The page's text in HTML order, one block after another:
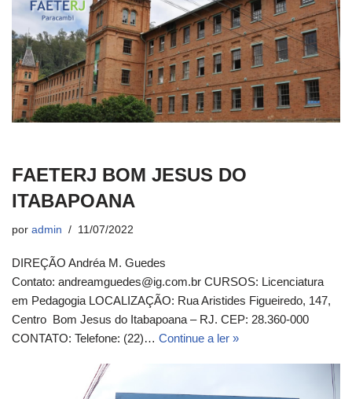
FAETERJ BOM JESUS DO
ITABAPOANA
por admin 11/07/2022
DIREÇÃO Andréa M. Guedes
Contato: andreamguedes@ig.com.br CURSOS: Licenciatura
em Pedagogia LOCALIZAÇÃO: Rua Aristides Figueiredo, 147,
Centro Bom Jesus do Itabapoana – RJ. CEP: 28.360-000
CONTATO: Telefone: (22)… Continue a ler »